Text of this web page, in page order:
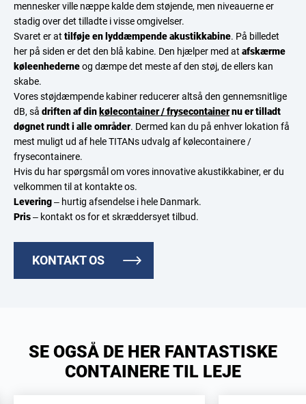
mennesker ville næppe kalde dem støjende, men niveauerne er
stadig over det tilladte i visse omgivelser.
Svaret er at tilføje en lyddæmpende akustikkabine. På billedet
her på siden er det den blå kabine. Den hjælper med at afskærme
køleenhederneog dæmpe det meste af den støj, de ellers kan
skabe.
Vores støjdæmpende kabiner reducerer altså den gennemsnitlige
dB, så driften af din kølecontainer / frysecontainernu er tilladt
døgnet rundt i alle områder. Dermed kan du på enhver lokation få
mest muligt ud af hele TITANs udvalg af kølecontainere /
frysecontainere.
Hvis du har spørgsmål om vores innovative akustikkabiner, er du
velkommen til at kontakte os.
Levering– hurtig afsendelse i hele Danmark.
Pris– kontakt os for et skræddersyet tilbud.
KONTAKT OS
SE OGSÅ DE HER FANTASTISKE
CONTAINERE TIL LEJE